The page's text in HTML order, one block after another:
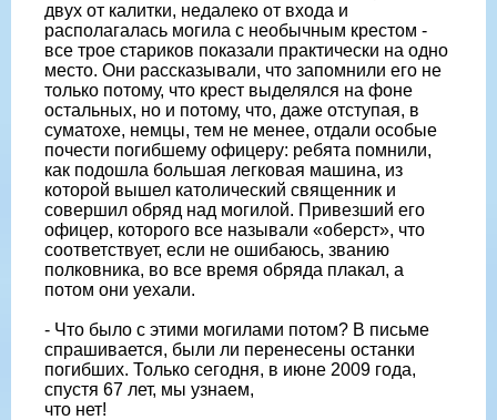
двух от калитки, недалеко от входа и
располагалась могила с необычным крестом -
все трое стариков показали практически на одно
место. Они рассказывали, что запомнили его не
только потому, что крест выделялся на фоне
остальных, но и потому, что, даже отступая, в
суматохе, немцы, тем не менее, отдали особые
почести погибшему офицеру: ребята помнили,
как подошла большая легковая машина, из
которой вышел католический священник и
совершил обряд над могилой. Привезший его
офицер, которого все называли «оберст», что
соответствует, если не ошибаюсь, званию
полковника, во все время обряда плакал, а
потом они уехали.
- Что было с этими могилами потом? В письме
спрашивается, были ли перенесены останки
погибших. Только сегодня, в июне 2009 года,
спустя 67 лет, мы узнаем,
что нет!